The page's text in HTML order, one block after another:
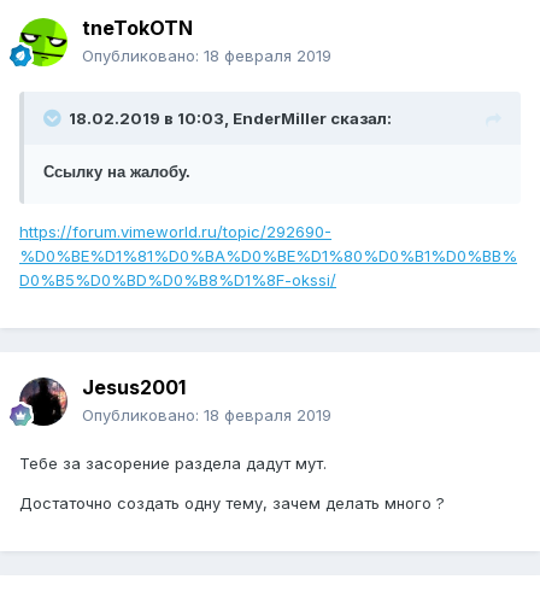
tneTokOTN
Опубликовано: 18 февраля 2019
18.02.2019 в 10:03, EnderMiller сказал:
Ссылку на жалобу.
https://forum.vimeworld.ru/topic/292690-
%D0%BE%D1%81%D0%BA%D0%BE%D1%80%D0%B1%D0%BB%
D0%B5%D0%BD%D0%B8%D1%8F-okssi/
Jesus2001
Опубликовано: 18 февраля 2019
Тебе за засорение раздела дадут мут.
Достаточно создать одну тему, зачем делать много ?